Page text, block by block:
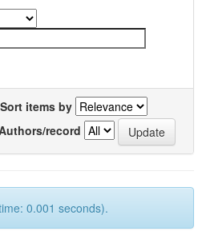
Sort items by
record
0.001 seconds).